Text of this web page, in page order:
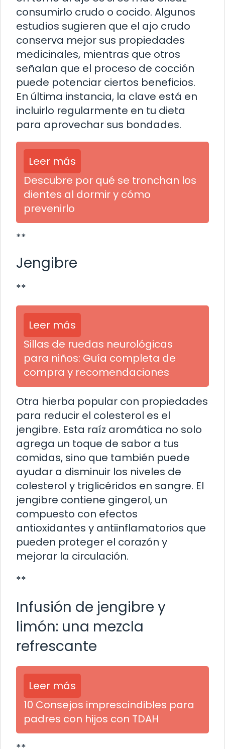
consumirlo crudo o cocido. Algunos
estudios sugieren que el ajo crudo
conserva mejor sus propiedades
medicinales, mientras que otros
señalan que el proceso de cocción
puede potenciar ciertos beneficios.
En última instancia, la clave está en
incluirlo regularmente en tu dieta
para aprovechar sus bondades.
Leer más
Descubre por qué se tronchan los
dientes al dormir y cómo
prevenirlo
**
Jengibre
**
Leer más
Sillas de ruedas neurológicas
para niños: Guía completa de
compra y recomendaciones
Otra hierba popular con propiedades
para reducir el colesterol es el
jengibre. Esta raíz aromática no solo
agrega un toque de sabor a tus
comidas, sino que también puede
ayudar a disminuir los niveles de
colesterol y triglicéridos en sangre. El
jengibre contiene gingerol, un
compuesto con efectos
antioxidantes y antiinflamatorios que
pueden proteger el corazón y
mejorar la circulación.
**
Infusión de jengibre y
limón: una mezcla
refrescante
Leer más
10 Consejos imprescindibles para
padres con hijos con TDAH